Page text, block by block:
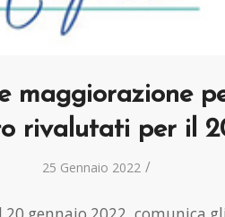
maggiorazione
rivalutati per il
25 Gennaio 2022 /